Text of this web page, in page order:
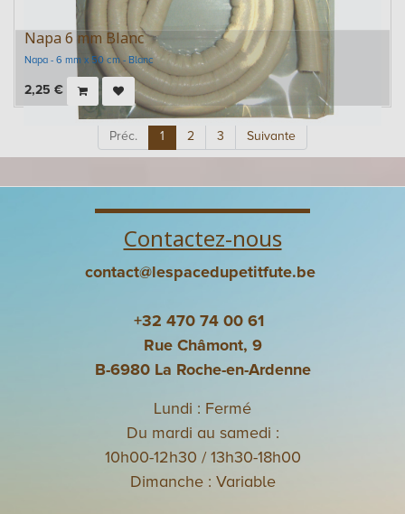
Napa 6 mm Blanc
Napa - 6 mm x 50 cm - Blanc
2,25 €
Préc. 1 2 3 Suivante
Contactez-nous
contact@lespacedupetitfute.be
+32 470 74 00 61
Rue Châmont, 9
B-6980 La Roche-en-Ardenne
Lundi : Fermé
Du mardi au samedi :
10h00-12h30 / 13h30-18h00
Dimanche : Variable